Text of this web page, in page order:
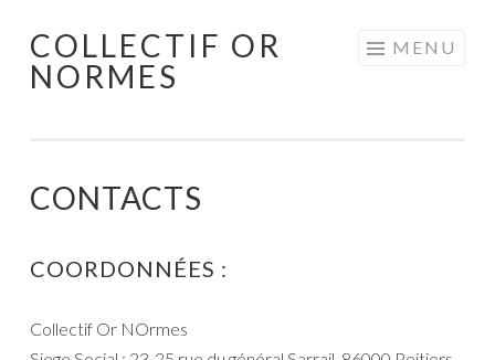
Aller
au
COLLECTIF OR
NORMES
MENU
CONTACTS
COORDONNÉES :
Collectif Or NOrmes